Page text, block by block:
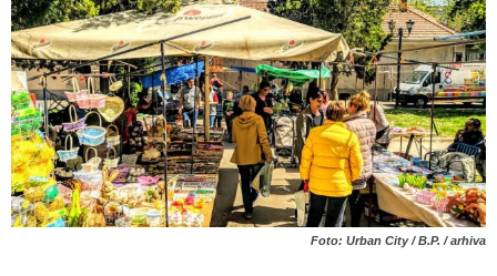
Foto: Urban City / B.P. / arhiva